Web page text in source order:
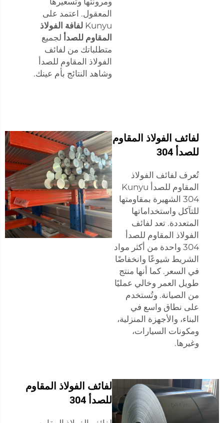
المعقول. اعتمد على
Kunyu لفافة الفولاذ
المقاوم للصدأ لجميع
متطلباتك من لفائف
الفولاذ المقاوم للصدأ
وشاهد النتائج بأم عينك.
لفائف الفولاذ المقاوم
للصدأ 304
تُعرف لفائف الفولاذ
المقاوم للصدأ Kunyu
304 الشهيرة بمقاومتها
للتآكل واستخداماتها
المتعددة. تعد لفائف
الفولاذ المقاوم للصدأ
304 واحدة من أكثر مواد
الشريط شيوعًا وانخفاضًا
في السعر. كما أنها منتج
طويل العمر وخالي عمليًا
من الصيانة. وتُستخدم
على نطاق واسع في
البناء، والأجهزة المنزلية،
ومكونات السيارات،
وغيرها.
لفائف الفولاذ المقاوم
للصدأ 304